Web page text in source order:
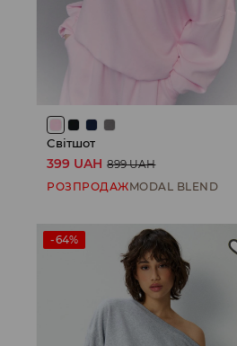
Світшот
399 UAH 899 UAH
РОЗПРОДАЖMODAL BLEND
-64%